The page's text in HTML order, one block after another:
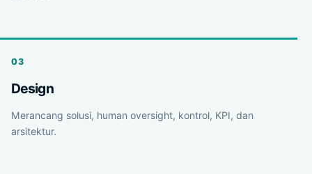
Design
Merancang solusi, human oversight, kontrol, KPI, dan
arsitektur.